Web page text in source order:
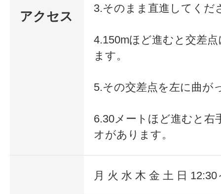
アクセス
3.そのまま直進してくだ
4.150mほど進むと交差
ます。
5.その交差点を左に曲が
6.30メートほど進むと右
オがあります。
月 火 水 木 金 土 日 12:30